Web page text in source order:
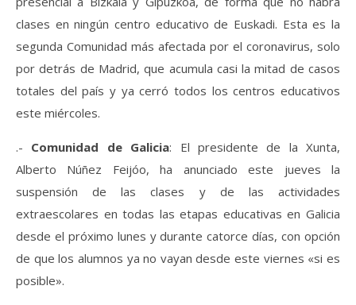
clases en ningún centro educativo de Euskadi. Esta es la
segunda Comunidad más afectada por el coronavirus, solo
por detrás de Madrid, que acumula casi la mitad de casos
totales del país y ya cerró todos los centros educativos
este miércoles.
.- Comunidad de Galicia: El presidente de la Xunta,
Alberto Núñez Feijóo, ha anunciado este jueves la
suspensión de las clases y de las actividades
extraescolares en todas las etapas educativas en Galicia
desde el próximo lunes y durante catorce días, con opción
de que los alumnos ya no vayan desde este viernes «si es
posible».